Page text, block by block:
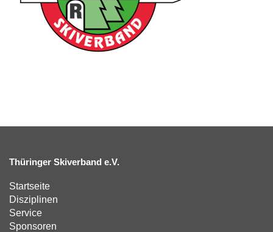
Thüringer Skiverband e.V.
Startseite
Disziplinen
Service
Sponsoren